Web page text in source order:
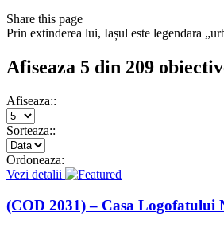
Share this page
Prin extinderea lui, Iașul este legendara
Afiseaza 5 din 209
Afiseaza::
Sorteaza::
Ordoneaza:
Vezi detalii
(COD 2031) – Casa Logofatului